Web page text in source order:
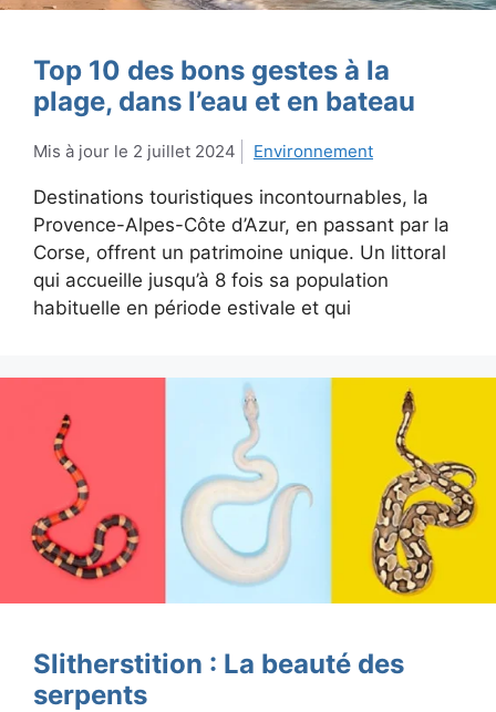
Top 10 des bons gestes à la
plage, dans l’eau et en bateau
2 juillet 2024 Environnement
Destinations touristiques incontournables, la
Provence-Alpes-Côte d’Azur, en passant par la
Corse, offrent un patrimoine unique. Un littoral
qui accueille jusqu’à 8 fois sa population
habituelle en période estivale et qui
Slitherstition : La beauté des
serpents